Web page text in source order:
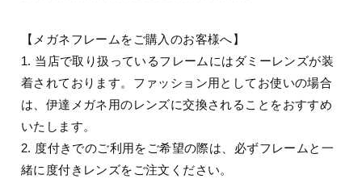
【メガネフレームをご購入のお客様へ】
1. 当店で取り扱っているフレームにはダミーレンズが装
着されております。ファッション用としてお使いの場合
は、伊達メガネ用のレンズに交換されることをおすすめ
いたします。
2. 度付きでのご利用をご希望の際は、必ずフレームと一
緒に度付きレンズをご注文ください。